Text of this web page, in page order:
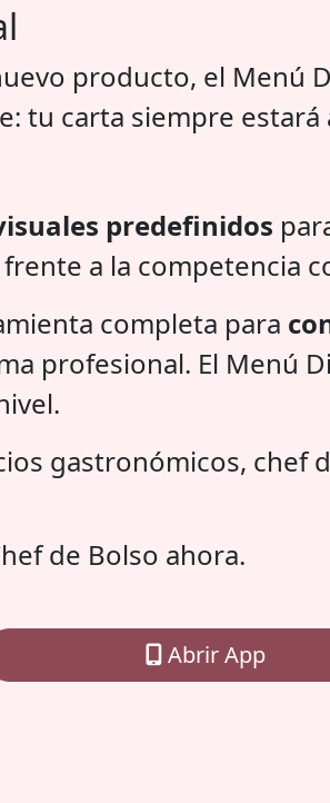
producto, el Menú
tu carta siempre
predefinidos
a la competencia
completa para
profesional. El Menú
gastronómicos, chef
de Bolso ahora.
Abrir App